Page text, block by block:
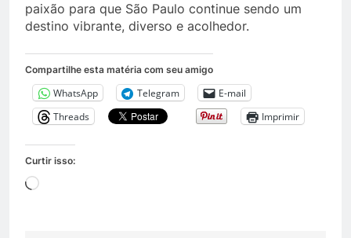
paixão para que São Paulo continue sendo um
destino vibrante, diverso e acolhedor.
Compartilhe esta matéria com seu amigo
WhatsApp Telegram
E-mail
Threads
Imprimir
Curtir isso:
Carregando...